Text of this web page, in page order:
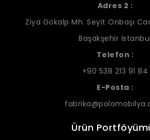
Adres 2 :
Ziya Gökalp Mh. Seyit Onbaşı
Başakşehir İstanbul
Telefon :
+90 538 213 91 84
E-Posta :
Ürün